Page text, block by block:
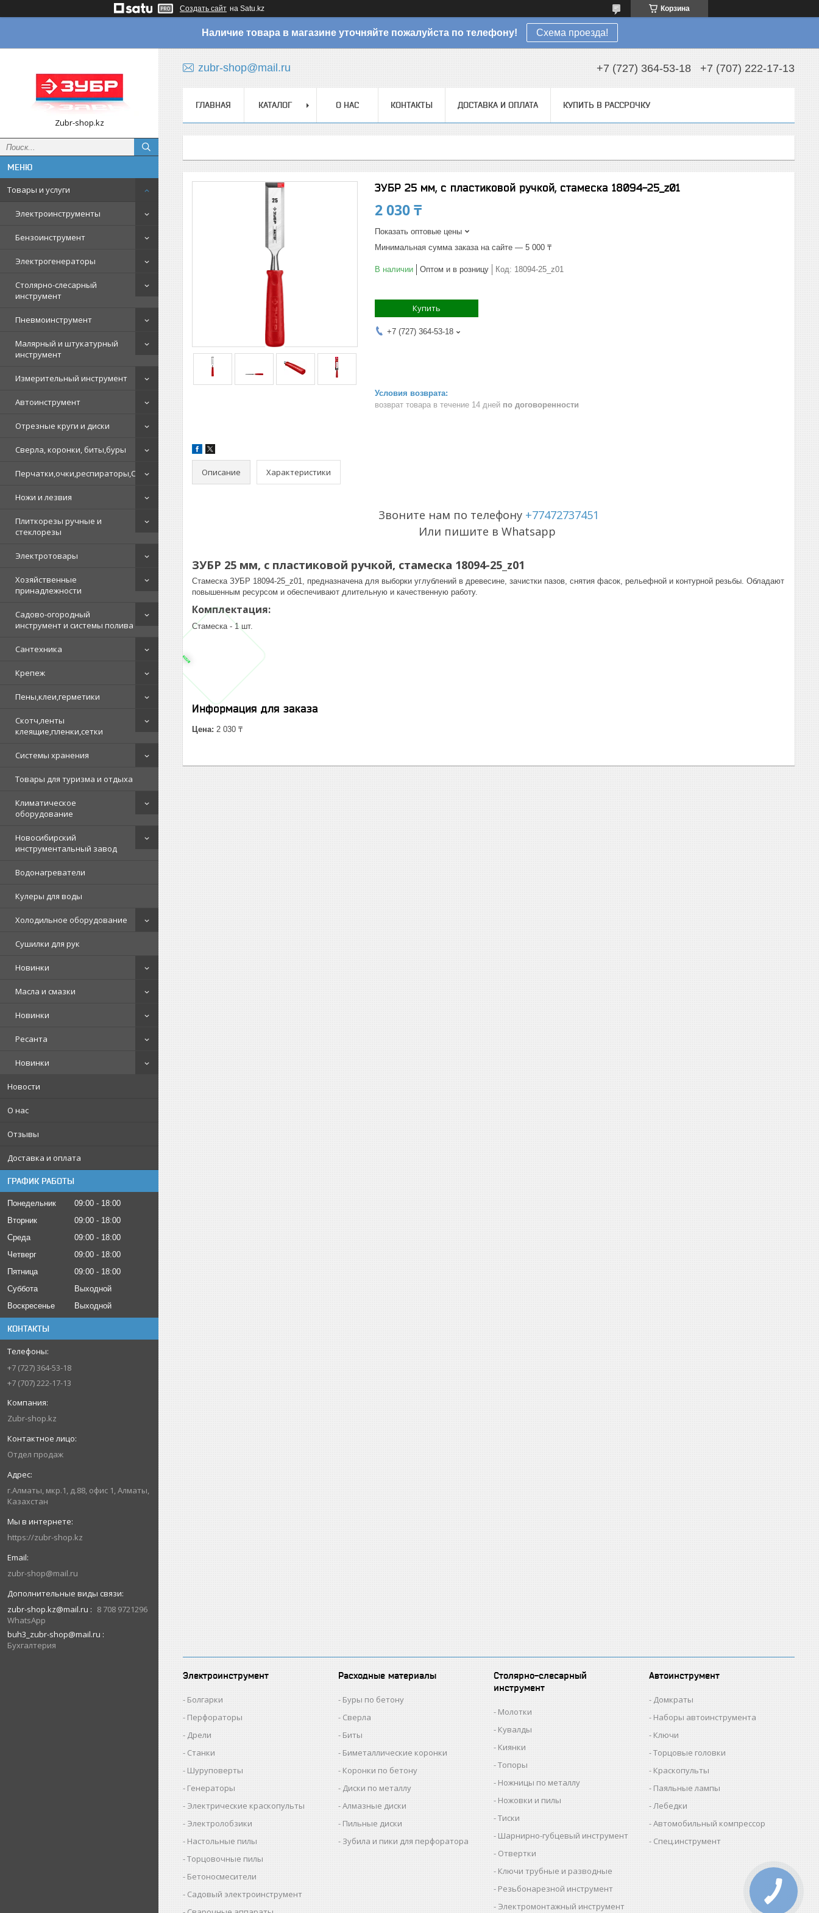
Создать сайт на Satu.kz Корзина
Наличие товара в магазине уточняйте пожалуйста по телефону! Схема проезда!
Zubr-shop.kz
Товары и услуги
Электроинструменты
Бензоинструмент
Электрогенераторы
Столярно-слесарный
инструмент
Пневмоинструмент
Малярный и штукатурный
инструмент
Измерительный инструмент
Автоинструмент
Отрезные круги и диски
Сверла, коронки, биты,буры
Перчатки,очки,респираторы,СИЗ
Ножи и лезвия
Плиткорезы ручные и
стеклорезы
Электротовары
Хозяйственные
принадлежности
Садово-огородный
инструмент и системы полива
Сантехника
Крепеж
Пены,клеи,герметики
Скотч,ленты
клеящие,пленки,сетки
Системы хранения
Товары для туризма и отдыха
Климатическое
оборудование
Новосибирский
инструментальный завод
Водонагреватели
Кулеры для воды
Холодильное оборудование
Сушилки для рук
Новинки
Масла и смазки
Новинки
Ресанта
Новинки
Новости
О нас
Отзывы
Доставка и оплата
ГРАФИК РАБОТЫ
Понедельник 09:00
18:00
Вторник
09:00
18:00
Среда
09:00
18:00
Четверг
09:00
18:00
Пятница
09:00
18:00
Суббота
Выходной
Воскресенье
Выходной
КОНТАКТЫ
+7 (727) 364-53-18
+7 (707) 222-17-13
Zubr-shop.kz
Отдел продаж
г.Алматы, мкр.1, д.88, офис 1, Алматы,
Казахстан
https://zubr-shop.kz
zubr-shop@mail.ru
zubr-shop.kz@mail.ru
8 708 9721296
WhatsApp
buh3_zubr-shop@mail.ru
Бухгалтерия
zubr-shop@mail.ru +7 (727) 364-53-18 +7 (707) 222-17-13
ГЛАВНАЯ КАТАЛОГ О НАС КОНТАКТЫ ДОСТАВКА И ОПЛАТА КУПИТЬ В РАССРОЧКУ
ЗУБР 25 мм, с пластиковой ручкой, стамеска 18094-25_z01
2 030 ₸
Показать оптовые цены
Минимальная сумма заказа на сайте — 5 000 ₸
В наличии Оптом и в розницу Код: 18094-25_z01
Купить
+7 (727) 364-53-18
возврат товара в течение 14 дней по договоренности
Описание Характеристики
Звоните нам по телефону +77472737451
Или пишите в Whatsapp
ЗУБР 25 мм, с пластиковой ручкой, стамеска 18094-25_z01
Стамеска ЗУБР 18094-25_z01, предназначена для выборки углублений в древесине, зачистки пазов, снятия фасок, рельефной и контурной резьбы. Обладают
повышенным ресурсом и обеспечивают длительную и качественную работу.
Комплектация:
Стамеска - 1 шт.
Информация для заказа
Цена: 2 030 ₸
Электроинструмент
Болгарки
Перфораторы
Дрели
Станки
Шуруповерты
Генераторы
Электрические краскопульты
Электролобзики
Настольные пилы
Торцовочные пилы
Бетоносмесители
Садовый электроинструмент
Расходные материалы
Буры по бетону
Сверла
Биты
Биметаллические коронки
Коронки по бетону
Диски по металлу
Алмазные диски
Пильные диски
Зубила и пики для перфоратора
Столярно-слесарный
инструмент
Молотки
Кувалды
Киянки
Топоры
Ножницы по металлу
Ножовки и пилы
Тиски
Шарнирно-губцевый инструмент
Отвертки
Ключи трубные и разводные
Резьбонарезной инструмент
Электромонтажный инструмент
Автоинструмент
Домкраты
Наборы автоинструмента
Ключи
Торцовые головки
Краскопульты
Паяльные лампы
Лебедки
Автомобильный компрессор
Спец.инструмент